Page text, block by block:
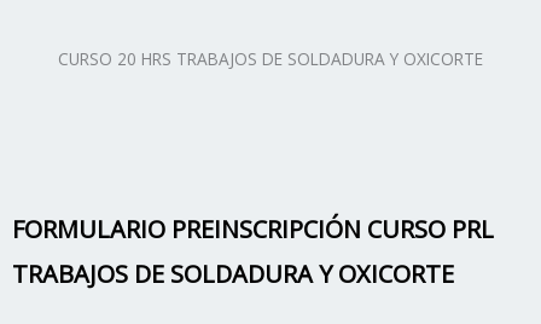
CURSO 20 HRS TRABAJOS DE SOLDADURA Y OXICORTE
FORMULARIO PREINSCRIPCIÓN CURSO PRL
TRABAJOS DE SOLDADURA Y OXICORTE